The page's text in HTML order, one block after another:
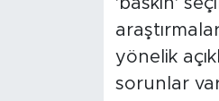
'baskın'
yönelik
sorunlar